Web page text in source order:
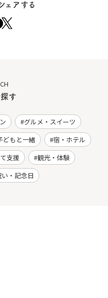
ェアする
す
グルメ・スイーツ
どもと一緒
宿・ホテル
支援
観光・体験
・記念日